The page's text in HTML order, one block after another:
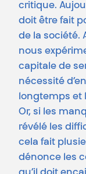
critique.
doit être fait
de la société.
nous
capitale de
nécessité
longtemps et
Or, si les
révélé les
cela fait
dénonce les